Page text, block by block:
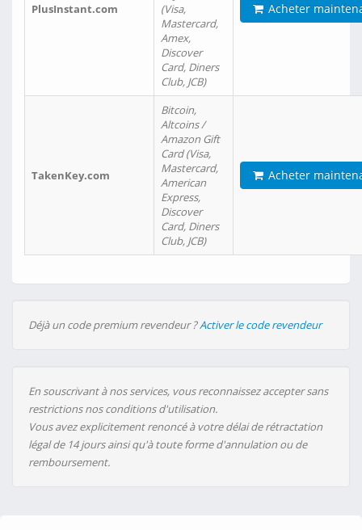
PlusInstant.com
(Visa,
Mastercard,
Amex,
Discover
Card, Diners
Club, JCB)
Acheter
TakenKey.com
Bitcoin,
Altcoins /
Amazon Gift
Card (Visa,
Mastercard,
American
Express,
Discover
Card, Diners
Club, JCB)
Acheter
Déjà un code premium revendeur ?Activer le code revendeur
En souscrivant à nos services, vous reconnaissez accepter sans
restrictions nos conditions d'utilisation.
Vous avez explicitement renoncé à votre délai de rétractation
légal de 14 jours ainsi qu'à toute forme d'annulation ou de
remboursement.